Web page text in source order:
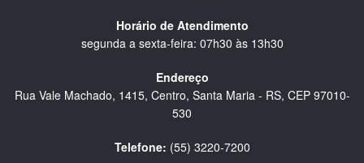
Horário de Atendimento
segunda a sexta-feira: 07h30 às 13h30
Endereço
Rua Vale Machado, 1415, Centro, Santa Maria - RS, CEP 97010-
530
Telefone: (55) 3220-7200